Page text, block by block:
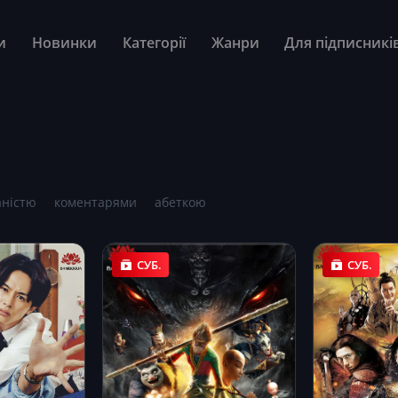
Новинки Категорії Жанри Для
коментарями абеткою
СУБ. СУБ.